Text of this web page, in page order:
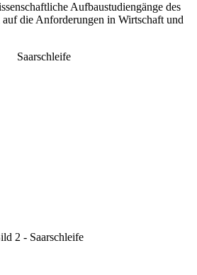
Aufbaustudiengänge des
die Anforderungen in Wirtschaft und
2 - Saarschleife